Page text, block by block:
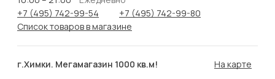
+7 (495) 742-99-54
+7 (495) 742-99-80
Список товаров в магазине
г.Химки. Мегамагазин 1000 кв.м!
На карте